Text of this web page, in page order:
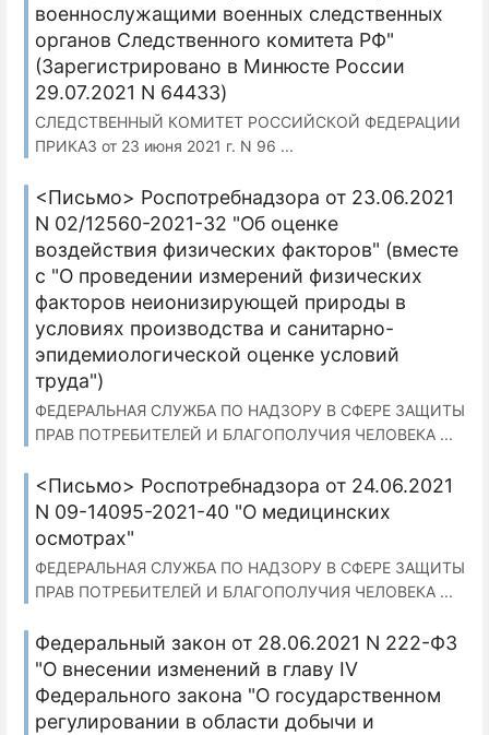
военнослужащими военных следственных
органов Следственного комитета РФ"
(Зарегистрировано в Минюсте России
29.07.2021 N 64433)
СЛЕДСТВЕННЫЙ КОМИТЕТ РОССИЙСКОЙ ФЕДЕРАЦИИ
ПРИКАЗ от 23 июня 2021 г. N 96 ...
<Письмо> Роспотребнадзора от 23.06.2021
N 02/12560-2021-32 "Об оценке
воздействия физических факторов" (вместе
с "О проведении измерений физических
факторов неионизирующей природы в
условиях производства и санитарно-
эпидемиологической оценке условий
труда")
ФЕДЕРАЛЬНАЯ СЛУЖБА ПО НАДЗОРУ В СФЕРЕ ЗАЩИТЫ
ПРАВ ПОТРЕБИТЕЛЕЙ И БЛАГОПОЛУЧИЯ ЧЕЛОВЕКА ...
<Письмо> Роспотребнадзора от 24.06.2021
N 09-14095-2021-40 "О медицинских
осмотрах"
ФЕДЕРАЛЬНАЯ СЛУЖБА ПО НАДЗОРУ В СФЕРЕ ЗАЩИТЫ
ПРАВ ПОТРЕБИТЕЛЕЙ И БЛАГОПОЛУЧИЯ ЧЕЛОВЕКА ...
Федеральный закон от 28.06.2021 N 222-ФЗ
"О внесении изменений в главу IV
Федерального закона "О государственном
регулировании в области добычи и